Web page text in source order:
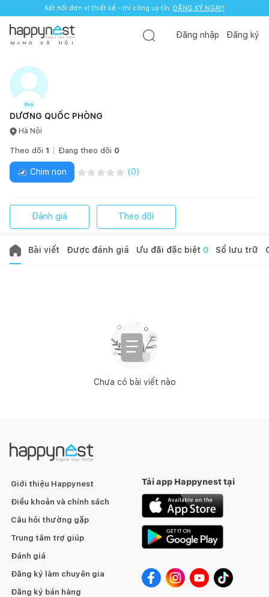
Kết nối đơn vị thiết kế - thi công uy tín. ĐĂNG KÝ NGAY!
M Ạ N G X Ã H Ộ I
Đăng nhập Đăng ký
DƯƠNG QUỐC PHÒNG
Hà Nội
Theo dõi 1 Đang theo dõi 0
Chim non (0)
Đánh giá Theo dõi
Bài viết Được đánh giá Ưu đãi đặc biệt 0 Sổ lưu trữ
Chưa có bài viết nào
Giới thiệu Happynest
Điều khoản và chính sách
Câu hỏi thường gặp
Trung tâm trợ giúp
Đánh giá
Đăng ký làm chuyên gia
Đăng ký bán hàng
Tải app Happynest tại